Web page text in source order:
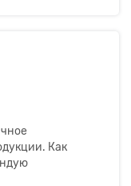
Как